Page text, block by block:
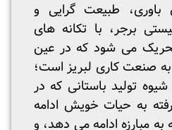
باوری، طبیعت گرایی و
برجر، با تکانه های
تحریک می شود که در عین
صنعت کاری لبریز است؛
تولید باستانی که در
به حیات خویش ادامه
مبارزه ادامه می دهد، و